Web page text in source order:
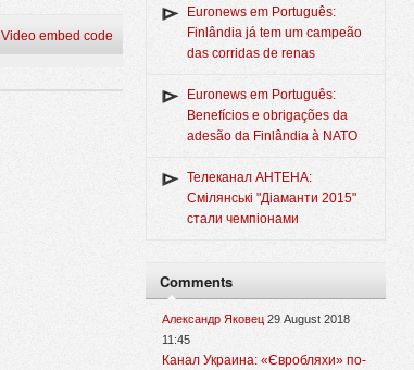
Video embed code
Euronews em Português:
Finlândia já tem um campeão
das corridas de renas
Euronews em Português:
Benefícios e obrigações da
adesão da Finlândia à NATO
Телеканал АНТЕНА:
Смілянські "Діаманти 2015"
стали чемпіонами
Comments
Александр Яковец 29 August 2018
11:45
Канал Украина: «Євробляхи» по-